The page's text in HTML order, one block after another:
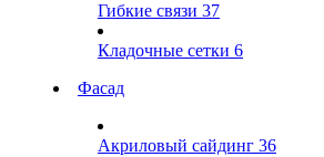
Гибкие связи 37
Кладочные сетки 6
Фасад
Акриловый сайдинг 36